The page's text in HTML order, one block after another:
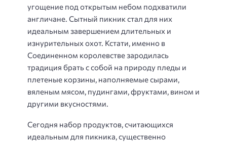
угощение под открытым небом подхватили
англичане. Сытный пикник стал для них
идеальным завершением длительных и
изнурительных охот. Кстати, именно в
Соединенном королевстве зародилась
традиция брать с собой на природу пледы и
плетеные корзины, наполняемые сырами,
вяленым мясом, пудингами, фруктами, вином и
другими вкусностями.
Сегодня набор продуктов, считающихся
идеальным для пикника, существенно